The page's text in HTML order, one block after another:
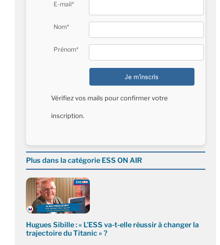
E-mail*
Nom*
Prénom*
Vérifiez vos mails pour confirmer votre
inscription.
Plus dans la catégorie ESS ON AIR
Hugues Sibille : « L’ESS va-t-elle réussir à changer la
trajectoire du Titanic » ?